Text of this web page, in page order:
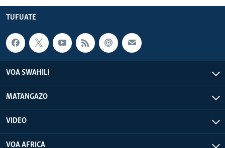
TUFUATE
VOA SWAHILI
MATANGAZO
VIDEO
VOA AFRICA